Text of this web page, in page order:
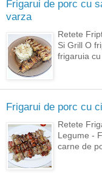
Frigarui de porc cu
varza
Retete
Si Grill O
frigaruia cu
Frigarui de porc cu
Retete
Legume -
carne de